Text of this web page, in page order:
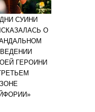
СУИНИ
О
ГЕРОИНИ